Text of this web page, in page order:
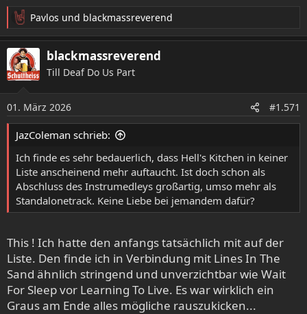
R
e
a
k
t
n
e
n
Pavlos und blackmassreverend
blackmassreverend
Till Deaf Do Us Part
01. März 2026 #1.571
JazColeman schrieb:
Ich finde es sehr bedauerlich, dass Hell's Kitchen in keiner
Liste anscheinend mehr auftaucht. Ist doch schon als
Abschluss des Instrumedleys großartig, umso mehr als
Standalonetrack. Keine Liebe bei jemandem dafür?
This ! Ich hatte den anfangs tatsächlich mit auf der
Liste. Den finde ich in Verbindung mit Lines In The
Sand ähnlich stringend und unverzichtbar wie Wait
For Sleep vor Learning To Live. Es war wirklich ein
Graus am Ende alles mögliche rauszukicken...